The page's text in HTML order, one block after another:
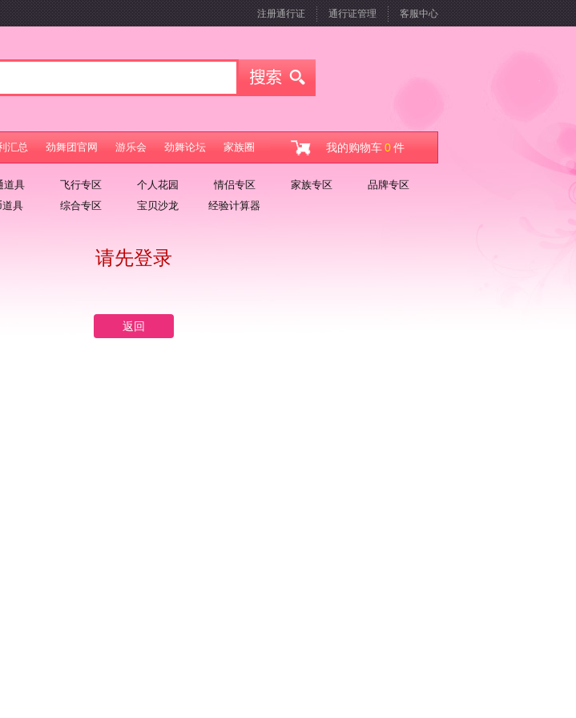
畅享游乐会百元礼包及游戏特权 注册通行证 通行证管理 客服中心
汇总 劲舞团官网 游乐会 劲舞论坛 家族圈 我的购物车0件
道具 飞行专区 个人花园 情侣专区 家族专区
品牌专区
道具 综合专区 宝贝沙龙 经验计算器
请先登录
返回